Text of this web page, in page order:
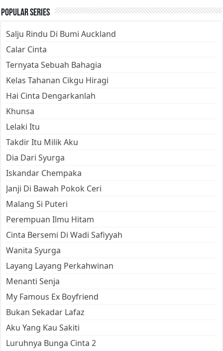
Popular Series
Salju Rindu Di Bumi Auckland
Calar Cinta
Ternyata Sebuah Bahagia
Kelas Tahanan Cikgu Hiragi
Hai Cinta Dengarkanlah
Khunsa
Lelaki Itu
Takdir Itu Milik Aku
Dia Dari Syurga
Iskandar Chempaka
Janji Di Bawah Pokok Ceri
Malang Si Puteri
Perempuan Ilmu Hitam
Cinta Bersemi Di Wadi Safiyyah
Wanita Syurga
Layang Layang Perkahwinan
Menanti Senja
My Famous Ex Boyfriend
Bukan Sekadar Lafaz
Aku Yang Kau Sakiti
Luruhnya Bunga Cinta 2